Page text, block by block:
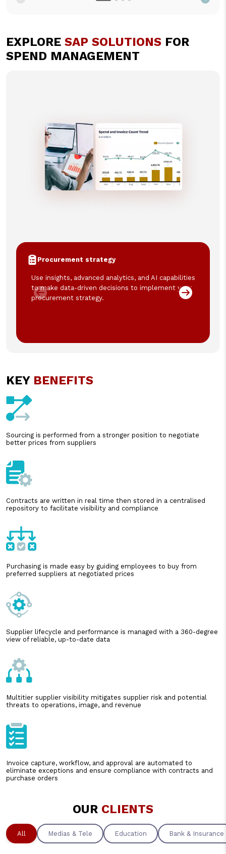
EXPLORE SAP SOLUTIONS FOR
SPEND MANAGEMENT
Procurement strategy
Use insights, advanced analytics, and AI capabilities
to make data-driven decisions to implement your
procurement strategy.
KEY BENEFITS
Sourcing is performed from a stronger position to negotiate
better prices from suppliers
Contracts are written in real time then stored in a centralised
repository to facilitate visibility and compliance
Purchasing is made easy by guiding employees to buy from
preferred suppliers at negotiated prices
Supplier lifecycle and performance is managed with a 360-degree
view of reliable, up-to-date data
Multitier supplier visibility mitigates supplier risk and potential
threats to operations, image, and revenue
Invoice capture, workflow, and approval are automated to
eliminate exceptions and ensure compliance with contracts and
purchase orders
OUR CLIENTS
All Medias & Tele Education Bank & Insurance